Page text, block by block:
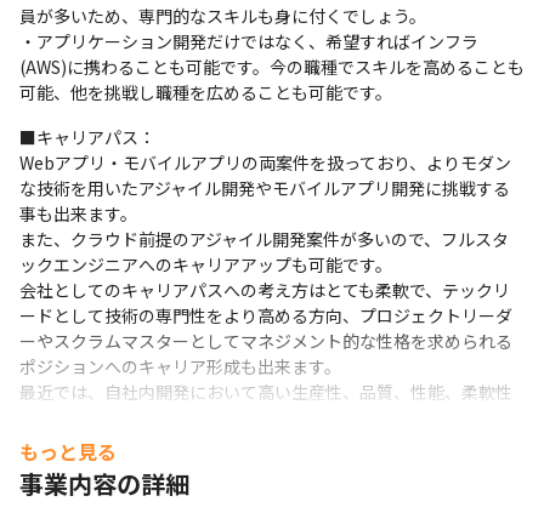
員が多いため、専門的なスキルも身に付くでしょう。
・アプリケーション開発だけではなく、希望すればインフラ
(AWS)に携わることも可能です。今の職種でスキルを高めることも
可能、他を挑戦し職種を広めることも可能です。
■キャリアパス：
Webアプリ・モバイルアプリの両案件を扱っており、よりモダン
な技術を用いたアジャイル開発やモバイルアプリ開発に挑戦する
事も出来ます。
また、クラウド前提のアジャイル開発案件が多いので、フルスタ
ックエンジニアへのキャリアアップも可能です。
会社としてのキャリアパスへの考え方はとても柔軟で、テックリ
ードとして技術の専門性をより高める方向、プロジェクトリーダ
ーやスクラムマスターとしてマネジメント的な性格を求められる
ポジションへのキャリア形成も出来ます。
最近では、自社内開発において高い生産性、品質、性能、柔軟性
高まる中で、同時にお客様からの期待に直接的に対応する機会も
増えており、とてもやりがいを持って仕事に臨む事で、価値の高い
エンジニアへのキャリアを築く事が出来ます。
もっと見る
事業内容の詳細